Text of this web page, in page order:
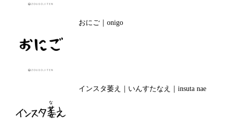
おにご｜onigo
インスタ萎え｜いんすたなえ｜insuta nae